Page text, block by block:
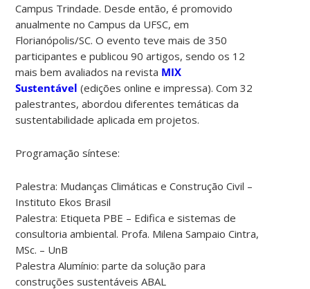
Campus Trindade. Desde então, é promovido
anualmente no Campus da UFSC, em
Florianópolis/SC. O evento teve mais de 350
participantes e publicou 90 artigos, sendo os 12
mais bem avaliados na revista MIX
Sustentável(edições online e impressa). Com 32
palestrantes, abordou diferentes temáticas da
sustentabilidade aplicada em projetos.
Programação síntese:
Palestra: Mudanças Climáticas e Construção Civil –
Instituto Ekos Brasil
Palestra: Etiqueta PBE – Edifica e sistemas de
consultoria ambiental. Profa. Milena Sampaio Cintra,
MSc. – UnB
Palestra Alumínio: parte da solução para
construções sustentáveis ABAL